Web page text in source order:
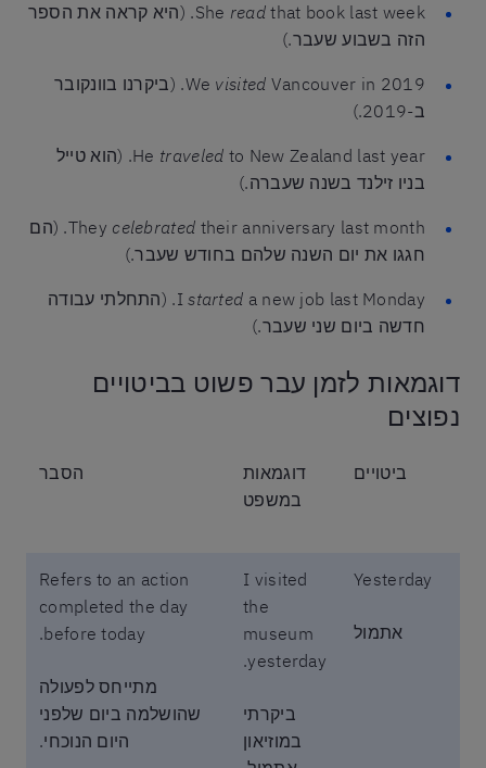
She read
that book last week. (היא קראה את הספר
הזה בשבוע שעבר.)
We visited
Vancouver in 2019. (ביקרנו בוונקובר
ב-2019.)
He traveled
to New Zealand last year. (הוא טייל
בניו זילנד בשנה שעברה.)
They celebrated
their anniversary last month. (הם
חגגו את יום השנה שלהם בחודש שעבר.)
Istarted
a new job last Monday. (התחלתי עבודה
חדשה ביום שני שעבר.)
דוגמאות לזמן עבר פשוט בביטויים
נפוצים
ביטויים
דוגמאות
במשפט
הסבר
Yesterday
אתמול
I visited
the
museum
yesterday.
ביקרתי
במוזיאון
Refers to an action
completed the day
before today.
מתייחס לפעולה
שהושלמה ביום שלפני
היום הנוכחי.